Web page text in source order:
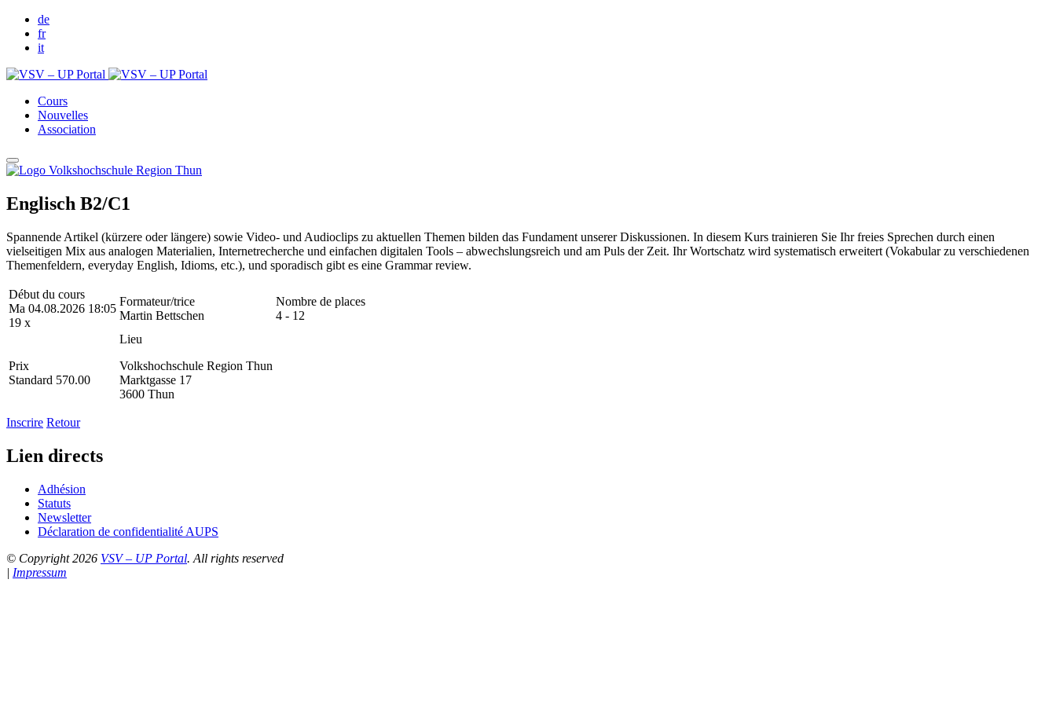
de
fr
it
Cours
Nouvelles
Association
Englisch B2/C1
Spannende Artikel (kürzere oder längere) sowie Video- und Audioclips zu aktuellen Themen bilden das Fundament unserer Diskussionen. In diesem Kurs trainieren Sie Ihr freies Sprechen durch einen
vielseitigen Mix aus analogen Materialien, Internetrecherche und einfachen digitalen Tools – abwechslungsreich und am Puls der Zeit. Ihr Wortschatz wird systematisch erweitert (Vokabular zu verschiedenen
Themenfeldern, everyday English, Idioms, etc.), und sporadisch gibt es eine Grammar review.
Début du cours
Ma 04.08.2026 18:05
19 x
Formateur/trice
Martin Bettschen
Nombre de places
4 - 12
Prix
Standard 570.00
Lieu
Volkshochschule Region Thun
Marktgasse 17
3600 Thun
Inscrire Retour
Lien directs
Adhésion
Statuts
Newsletter
Déclaration de confidentialité AUPS
© Copyright 2026 VSV – UP Portal. All rights reserved
| Impressum